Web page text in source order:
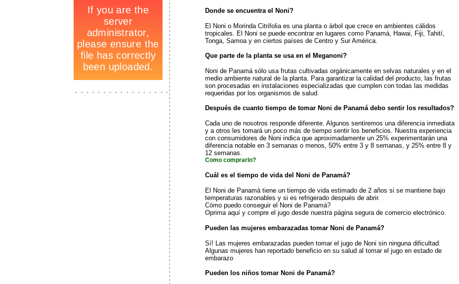
_
Donde se encuentra el Noni?
El Noni o Morinda Citrifolia es una planta o árbol que crece en ambientes cálidos
tropicales. El Noni se puede encontrar en lugares como Panamá, Hawai, Fiji, Tahití,
Tonga, Samoa y en ciertos países de Centro y Sur América.
Que parte de la planta se usa en el Meganoni?
Noni de Panamá sólo usa frutas cultivadas orgánicamente en selvas naturales y en el
medio ambiente natural de la planta. Para garantizar la calidad del producto, las frutas
son procesadas en instalaciones especializadas que cumplen con todas las medidas
requeridas por los organismos de salud.
Después de cuanto tiempo de tomar Noni de Panamá debo sentir los resultados?
Cada uno de nosotros responde diferente. Algunos sentiremos una diferencia inmediata
y a otros les tomará un poco más de tiempo sentir los beneficios. Nuestra experiencia
con consumidores de Noni indica que aproximadamente un 25% experimentarán una
diferencia notable en 3 semanas o menos, 50% entre 3 y 8 semanas, y 25% entre 8 y
12 semanas.
Como comprarlo?
Cuál es el tiempo de vida del Noni de Panamá?
El Noni de Panamá tiene un tiempo de vida estimado de 2 años si se mantiene bajo
temperaturas razonables y si es refrigerado después de abrir.
Cómo puedo conseguir el Noni de Panamá?
Oprima aquí y compre el jugo desde nuestra página segura de comercio electrónico.
Pueden las mujeres embarazadas tomar Noni de Panamá?
Sí! Las mujeres embarazadas pueden tomar el jugo de Noni sin ninguna dificultad.
Algunas mujeres han reportado beneficio en su salud al tomar el jugo en estado de
embarazo
Pueden los niños tomar Noni de Panamá?